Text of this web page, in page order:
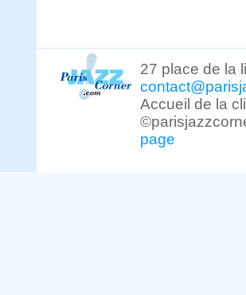
27 place de la
Accueil de la
page